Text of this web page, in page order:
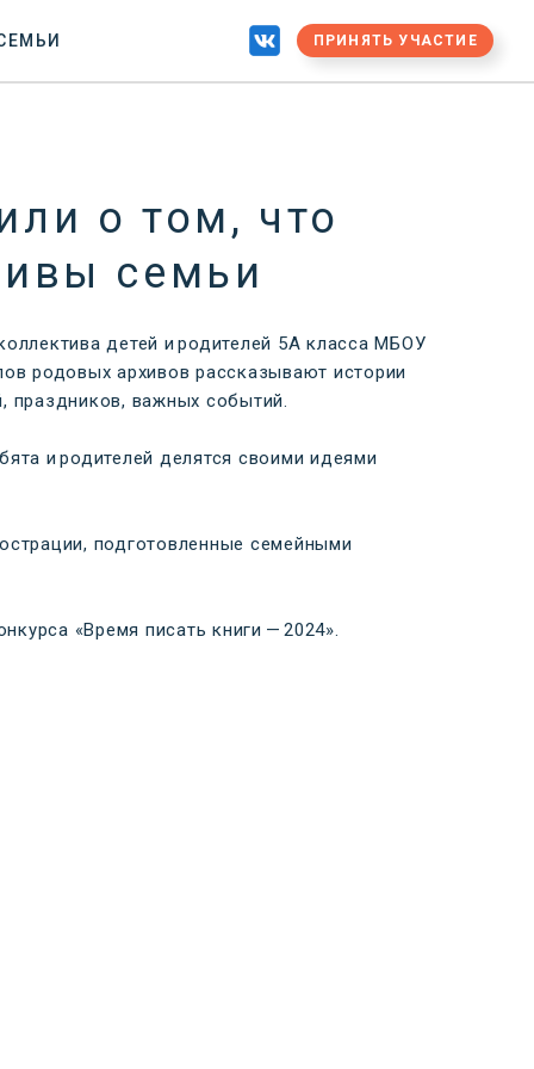
ПРИНЯТЬ УЧАСТИЕ
о том, что
семьи
детей и родителей 5А класса МБОУ
родовых архивов рассказывают истории
праздников, важных событий.
и родителей делятся своими идеями
подготовленные семейными
«Время писать книги — 2024».